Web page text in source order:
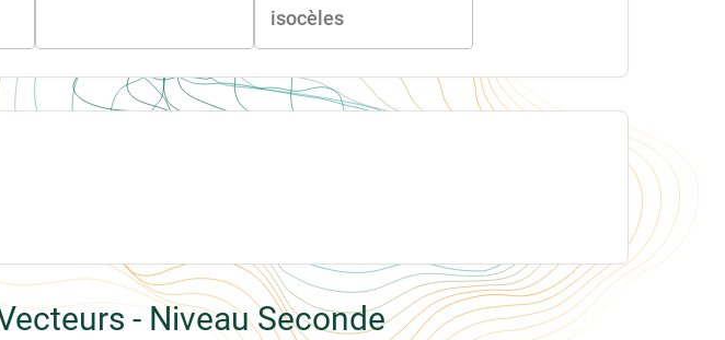
isocèles
- Niveau Seconde